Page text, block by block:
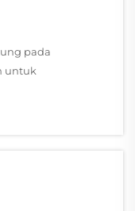
pada
untuk
mencegah
minyak